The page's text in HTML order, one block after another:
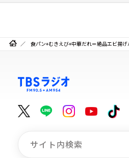
食パン+むきえび+中華だれ＝絶品エビ揚げ